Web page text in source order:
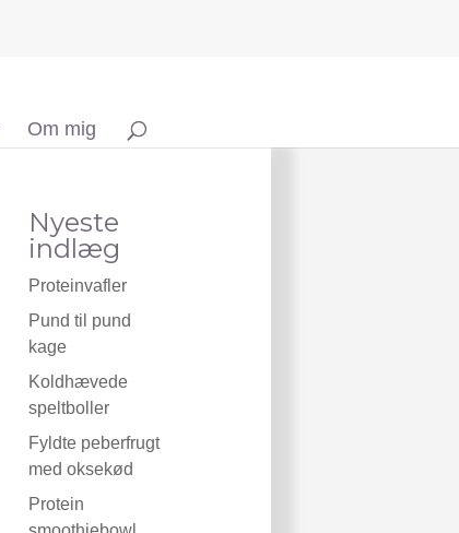
Om mig
Nyeste
indlæg
Proteinvafler
Pund til pund
kage
Koldhævede
speltboller
Fyldte peberfrugt
med oksekød
Protein